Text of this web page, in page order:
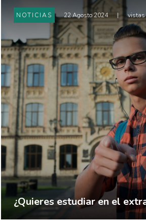
NOTICIAS 22 Agosto 2024 | vistas
¿Quieres estudiar en el